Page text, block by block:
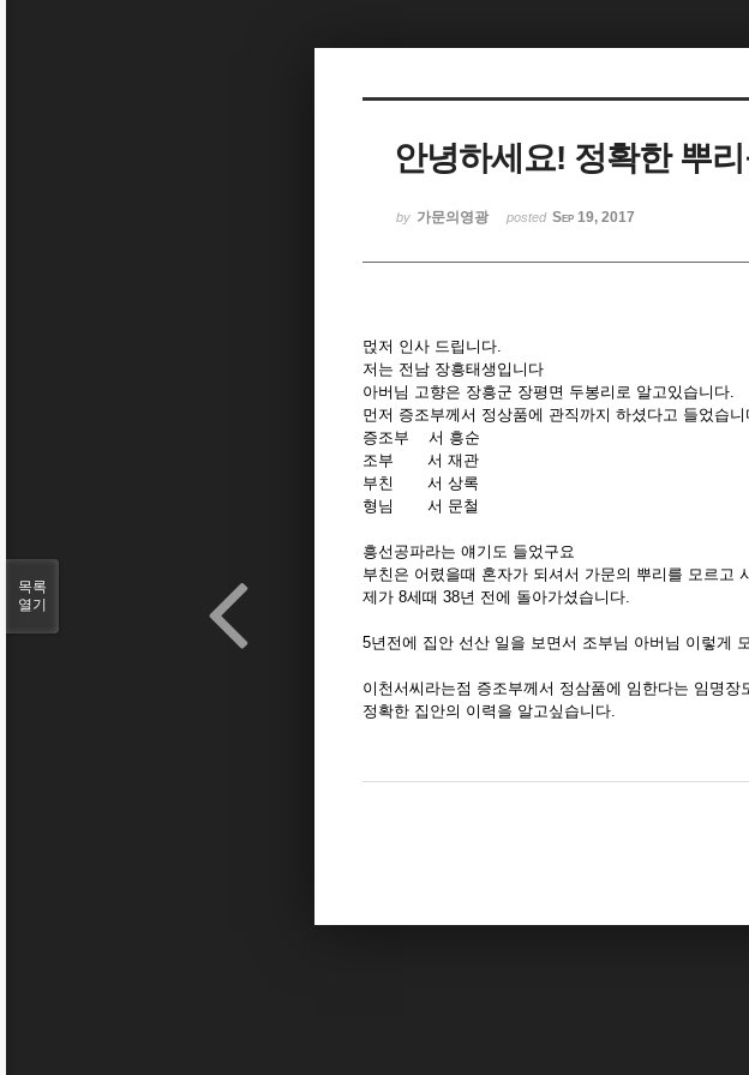
안녕하세요! 정확한 뿌
by 가문의영광 posted Sep 19, 2017
먽저 인사 드립니다.
저는 전남 장흥태생입니다
아버님 고향은 장흥군 장평면 두봉리로 알고있습니다.
먼저 증조부께서 정상품에 관직까지 하셨다고 들었습니
증조부 서 흥순
조부 서 재관
부친 서 상록
형님 서 문철
흥선공파라는 얘기도 들었구요
부친은 어렸을때 혼자가 되셔서 가문의 뿌리를 모르고
제가 8세때 38년 전에 돌아가셨습니다.
5년전에 집안 선산 일을 보면서 조부님 아버님 이렇게
이천서씨라는점 증조부께서 정삼품에 임한다는 임명장
정확한 집안의 이력을 알고싶습니다.
목록
열기
Sketchbook5, 스케치북5
Sketchbook5, 스케치북5